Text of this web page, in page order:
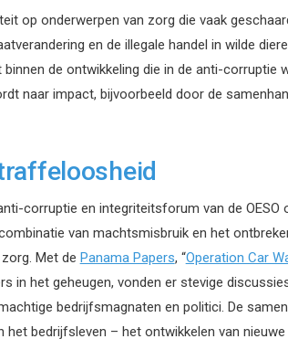
op onderwerpen van zorg die vaak
en de illegale handel in wilde
de ontwikkeling die in de anti-corruptie
naar impact, bijvoorbeeld door de
corruptie en integriteitsforum van de OESO
van machtsmisbruik en het
Met de Panama Papers, “Operation Car
in het geheugen, vonden er stevige
bedrijfsmagnaten en politici. De
het bedrijfsleven – het ontwikkelen van